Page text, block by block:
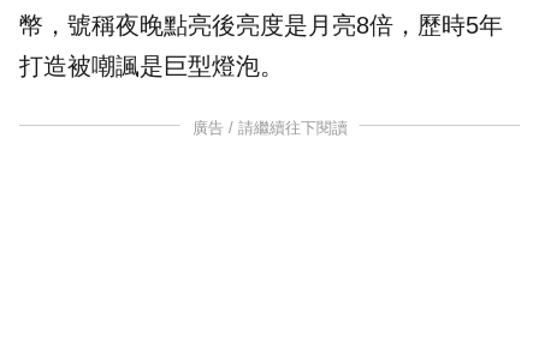
幣，號稱夜晚點亮後亮度是月亮8倍，歷時5年
打造被嘲諷是巨型燈泡。
廣告 / 請繼續往下閱讀